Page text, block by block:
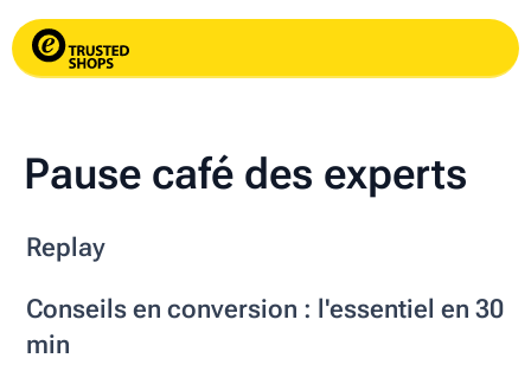
Pause café des experts
Replay
Conseils en conversion : l'essentiel en 30
min